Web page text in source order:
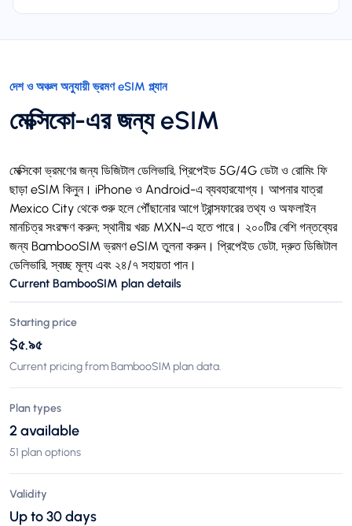
দেশ ও অঞ্চল অনুযায়ী ভ্রমণ eSIM প্ল্যান
মেক্সিকো-এর জন্য eSIM
মেক্সিকো ভ্রমণের জন্য ডিজিটাল ডেলিভারি, প্রিপেইড 5G/4G ডেটা ও রোমিং ফি
ছাড়া eSIM কিনুন। iPhone ও Android-এ ব্যবহারযোগ্য। আপনার যাত্রা
Mexico City থেকে শুরু হলে পৌঁছানোর আগে ট্রান্সফারের তথ্য ও অফলাইন
মানচিত্র সংরক্ষণ করুন; স্থানীয় খরচ MXN-এ হতে পারে। ২০০টির বেশি গন্তব্যের
জন্য BambooSIM ভ্রমণ eSIM তুলনা করুন। প্রিপেইড ডেটা, দ্রুত ডিজিটাল
ডেলিভারি, স্বচ্ছ মূল্য এবং ২৪/৭ সহায়তা পান।
Current BambooSIM plan details
Starting price
$৫.৯৫
Current pricing from BambooSIM plan data.
Plan types
2 available
51 plan options
Validity
Up to 30 days